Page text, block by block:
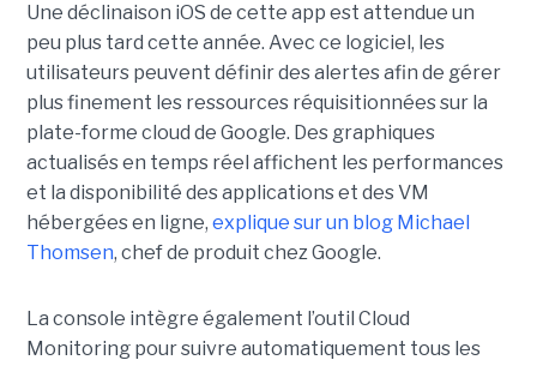
Une déclinaison iOS de cette app est attendue un
peu plus tard cette année. Avec ce logiciel, les
utilisateurs peuvent définir des alertes afin de gérer
plus finement les ressources réquisitionnées sur la
plate-forme cloud de Google. Des graphiques
actualisés en temps réel affichent les performances
et la disponibilité des applications et des VM
hébergées en ligne, explique sur un blog Michael
Thomsen, chef de produit chez Google.
La console intègre également l’outil Cloud
Monitoring pour suivre automatiquement tous les